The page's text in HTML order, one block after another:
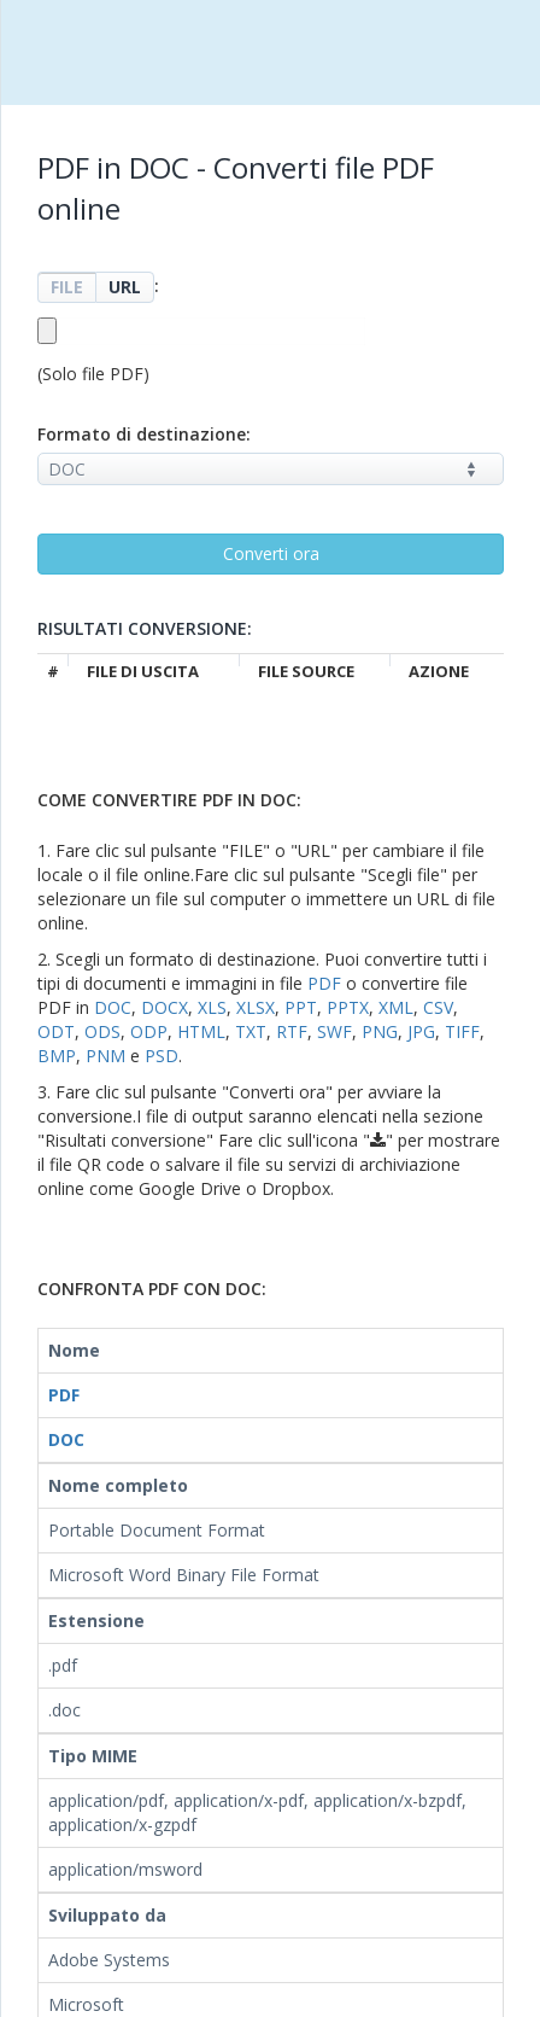
PDF in DOC - Converti file PDF
online
FILE URL :
(Solo file PDF)
Formato di destinazione:
RISULTATI CONVERSIONE:
# FILE DI USCITA FILE SOURCE AZIONE
COME CONVERTIRE PDF IN DOC:
1. Fare clic sul pulsante "FILE" o "URL" per cambiare il file
locale o il file online.Fare clic sul pulsante "Scegli file" per
selezionare un file sul computer o immettere un URL di file
online.
2. Scegli un formato di destinazione. Puoi convertire tutti i
tipi di documenti e immagini in file PDF o convertire file
PDF in DOC, DOCX, XLS, XLSX, PPT, PPTX, XML, CSV,
ODT, ODS, ODP, HTML, TXT, RTF, SWF, PNG, JPG, TIFF,
BMP, PNM e PSD.
3. Fare clic sul pulsante "Converti ora" per avviare la
conversione.I file di output saranno elencati nella sezione
"Risultati conversione" Fare clic sull'icona "
" per mostrare
il file QR code o salvare il file su servizi di archiviazione
online come Google Drive o Dropbox.
CONFRONTA PDF CON DOC:
Nome
PDF
DOC
Nome completo
Portable Document Format
Microsoft Word Binary File Format
Estensione
.pdf
.doc
Tipo MIME
application/pdf, application/x-pdf, application/x-bzpdf,
application/x-gzpdf
application/msword
Sviluppato da
Adobe Systems
Microsoft